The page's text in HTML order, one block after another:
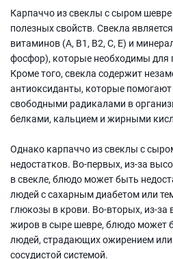
Карпаччо из свеклы с сыром
полезных свойств. Свекла
витаминов (А, В1, В2, С, Е) и
фосфор), которые необходимы для
Кроме того, свекла содержит
антиоксиданты, которые
свободными радикалами в
белками, кальцием и жирными
Однако карпаччо из свеклы с
недостатков. Во-первых, из-за
в свекле, блюдо может быть
людей с сахарным диабетом или
глюкозы в крови. Во-вторых, из-за
жиров в сыре шевре, блюдо может
людей, страдающих ожирением
сосудистой системой.